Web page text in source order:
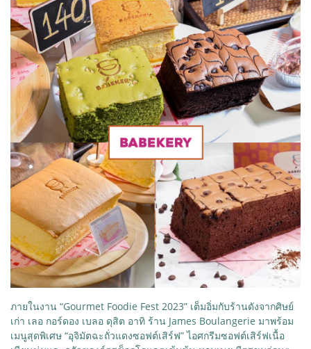
ภายในงาน “Gourmet Foodie Fest 2023” เต็มอิ่มกับร้านดังจากศิษย์
เก่า เลอ กอร์ดอง เบลอ ดุสิต อาทิ ร้าน James Boulangerie มาพร้อม
เมนูสุดพิเศษ “อุจิมัตฉะถั่วแดงซอฟต์เสิร์ฟ” ไอศกรีมซอฟต์เสิร์ฟเนื้อ